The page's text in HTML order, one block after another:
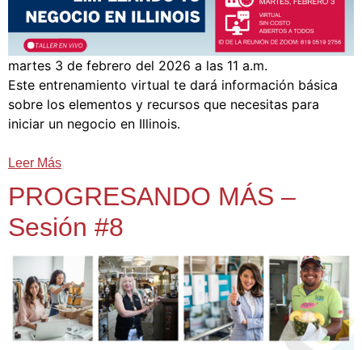
martes 3 de febrero del 2026 a las 11 a.m.
Este entrenamiento virtual te dará información básica
sobre los elementos y recursos que necesitas para
iniciar un negocio en Illinois.
Leer Más
PROGRESANDO MÁS –
Sesión #8